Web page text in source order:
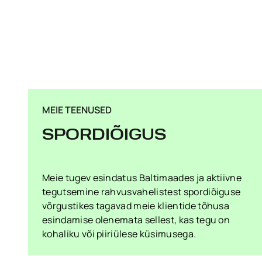
MEIE TEENUSED
SPORDIÕIGUS
Meie tugev esindatus Baltimaades ja aktiivne
tegutsemine rahvusvahelistest spordiõiguse
võrgustikes tagavad meie klientide tõhusa
esindamise olenemata sellest, kas tegu on
kohaliku või piiriülese küsimusega.